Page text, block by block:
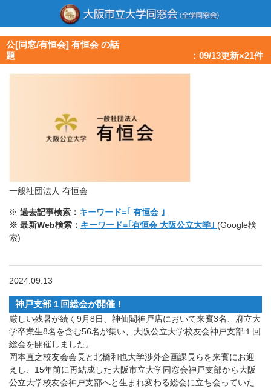
公[同窓/有恒会] 有恒会 の話
題 ：09/13更新×21件
一般社団法人 有恒会
※ 過去記事検索： キーワード=｢ 有恒会 ｣
※ 最新Web検索： キーワード=｢有恒会 大阪公立大学｣ (Google検
索)
2024.09.13
神戸支部１回総会が開催！
厳しい残暑が続く9月8日、神仙閣神戸店において来賓3名、府立大
学卒業生8名を含む56名が集い、大阪公立大学校友会神戸支部１回
総会を開催しました。
岡本直之校友会会長と北橋和也大学渉外企画課長らを来賓にお迎
えし、15年前に再結成した大阪市立大学同窓会神戸支部から大阪
公立大学校友会神戸支部へと生まれ変わる総会に立ち会っていた